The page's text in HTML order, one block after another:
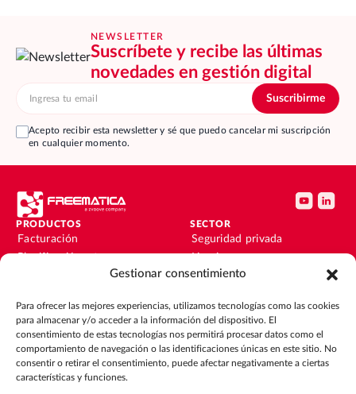
Gestionar consentimiento
Para ofrecer las mejores experiencias, utilizamos tecnologías como las cookies
para almacenar y/o acceder a la información del dispositivo. El
consentimiento de estas tecnologías nos permitirá procesar datos como el
comportamiento de navegación o las identificaciones únicas en este sitio. No
consentir o retirar el consentimiento, puede afectar negativamente a ciertas
características y funciones.
NEWSLETTER
Suscríbete y recibe las últimas
novedades en gestión digital
Acepto recibir esta newsletter y sé que puedo cancelar mi suscripción
en cualquier momento.
PRODUCTOS
Facturación
Planificación y turnos
Nóminas
Contabilidad y finanzas
CRM
SECTOR
Seguridad privada
Limpieza
Facility
mantenimiento
Outsourcing
Eventos
RECURSOS